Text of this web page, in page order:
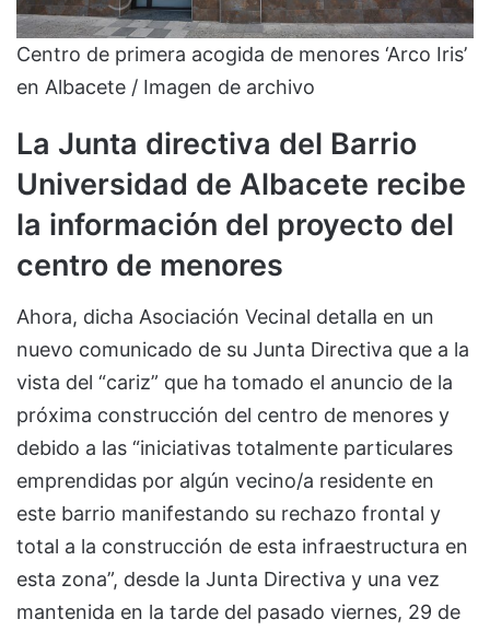
Centro de primera acogida de menores ‘Arco Iris’
en Albacete / Imagen de archivo
La Junta directiva del Barrio
Universidad de Albacete recibe
la información del proyecto del
centro de menores
Ahora, dicha Asociación Vecinal detalla en un
nuevo comunicado de su Junta Directiva que a la
vista del “cariz” que ha tomado el anuncio de la
próxima construcción del centro de menores y
debido a las “iniciativas totalmente particulares
emprendidas por algún vecino/a residente en
este barrio manifestando su rechazo frontal y
total a la construcción de esta infraestructura en
esta zona”, desde la Junta Directiva y una vez
mantenida en la tarde del pasado viernes, 29 de